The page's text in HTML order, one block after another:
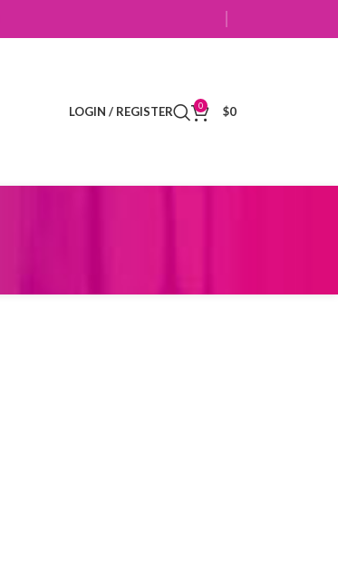
LOGIN / REGISTER 0 $0